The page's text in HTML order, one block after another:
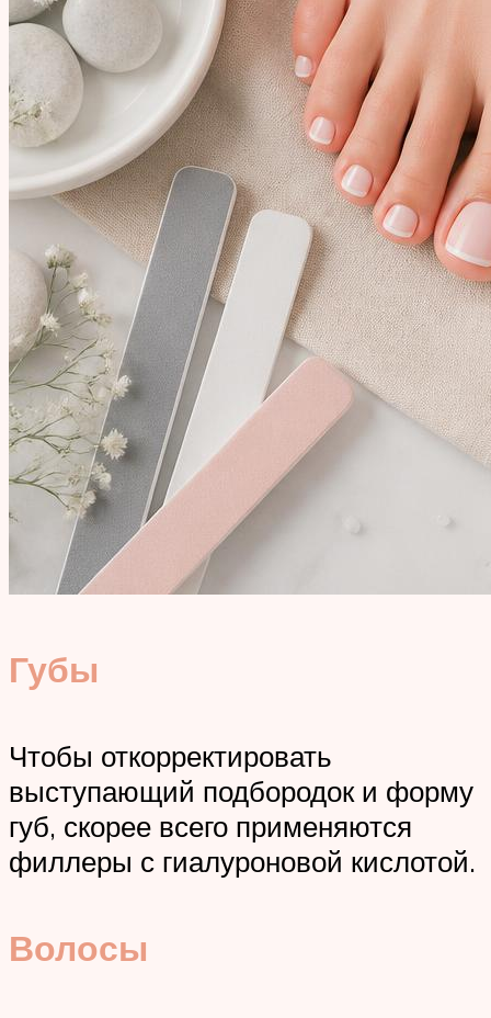
Губы
Чтобы откорректировать
выступающий подбородок и форму
губ, скорее всего применяются
филлеры с гиалуроновой кислотой.
Волосы